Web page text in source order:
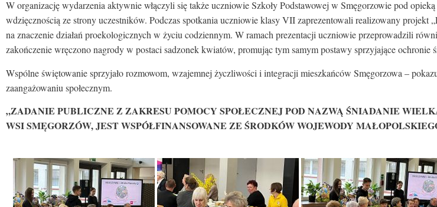
W organizację wydarzenia aktywnie włączyli się także uczniowie Szkoły Podstawowej w Smęgorzowie pod
wdzięcznością ze strony uczestników. Podczas spotkania uczniowie klasy VII zaprezentowali realizowany projekt
na znaczenie działań proekologicznych w życiu codziennym. W ramach prezentacji uczniowie przeprowadzili
zakończenie wręczono nagrody w postaci sadzonek kwiatów, promując tym samym postawy sprzyjające ochronie
Wspólne świętowanie sprzyjało rozmowom, wzajemnej życzliwości i integracji mieszkańców Smęgorzowa –
zaangażowaniu społecznym.
„ZADANIE PUBLICZNE Z ZAKRESU POMOCY SPOŁECZNEJ POD NAZWĄ ŚNIADANIE
WSI SMĘGORZÓW, JEST WSPÓŁFINANSOWANE ZE ŚRODKÓW WOJEWODY